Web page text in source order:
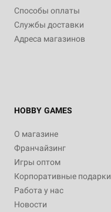
Способы оплаты
Службы доставки
Адреса магазинов
HOBBY GAMES
О магазине
Франчайзинг
Игры оптом
Корпоративные подарки
Работа у нас
Новости